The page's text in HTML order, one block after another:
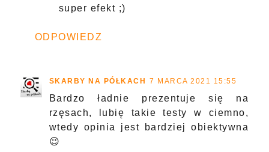
super efekt ;)
ODPOWIEDZ
SKARBY NA PÓŁKACH 7 MARCA 2021 15:55
Bardzo ładnie prezentuje się na
rzęsach, lubię takie testy w ciemno,
wtedy opinia jest bardziej obiektywna
😉